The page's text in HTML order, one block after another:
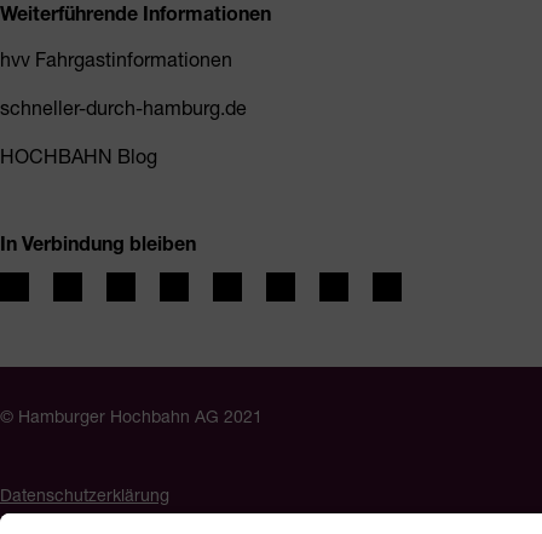
Weiterführende Informationen
hvv Fahrgastinformationen
schneller-durch-hamburg.de
HOCHBAHN Blog
In Verbindung bleiben
© Hamburger Hochbahn AG 2021
Datenschutzerklärung